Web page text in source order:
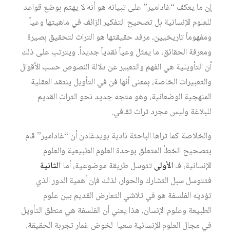
إن ما يعكف “غادامير” على تبيانه هو أنه لا يهتم بوضع قواعد
للعلوم الإنسانية بل تصحيح التفكير الزائف في ماهيتها وعياً
ومفهوماً تاريخيين، مرفد حقيقتها هو التراث لتحقيق بصيرة
ومعرفة الحقائق، ما يمثل وعياً نقدياً جديداً. ويترتب على ذلك
أن التأويلية هي الفهم والتعبير عن دلالة النصوص حسب الأقوال
والتعبيرات الخاصة، بمعنى أنها فن في التأويل ينتقد العقلية
المنهجية الوضعانية، وهو متجه جديد نحو التراث القديم
للبلاغة وليس مجرد تراث ثقافي.
والخلاصة كما تراها الباحثة نادية بويدغادن أن “غادامير” قام
بتصحيح الخطأ المتعلق بوحدة العلوم الطبيعية والعلوم
الإنسانية، فـالأولىتتوسل طريقة موضوعية، أما الثانية
فتتوسل سبل التشارك والحوار، لذلك فإن أهمية الدور الذي
تؤديه الفلسفة هو في تلاشي التعارض القديم بين علوم
الطبيعة وعلوم الإنسان، هذا يعني أن الفلسفة هي منطق التأويل
في مجال العلوم الإنسانية سعيا لخوض غمار تجربة الحقيقة.